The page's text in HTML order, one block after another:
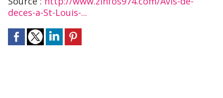
deces-a-St-Louis-...